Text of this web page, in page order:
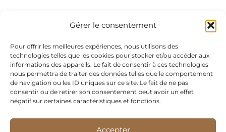
Gérer le consentement
Pour offrir les meilleures expériences, nous utilisons des
technologies telles que les cookies pour stocker et/ou accéder aux
informations des appareils. Le fait de consentir à ces technologies
nous permettra de traiter des données telles que le comportement
de navigation ou les ID uniques sur ce site. Le fait de ne pas
consentir ou de retirer son consentement peut avoir un effet
négatif sur certaines caractéristiques et fonctions.
Accepter
Contactez-nous
A propos
Une entreprise à taille humaine, concepteur et
fournisseur de produits alimentaires et d’épices pour
les restaurateurs, dont le siège social est à Colombelles